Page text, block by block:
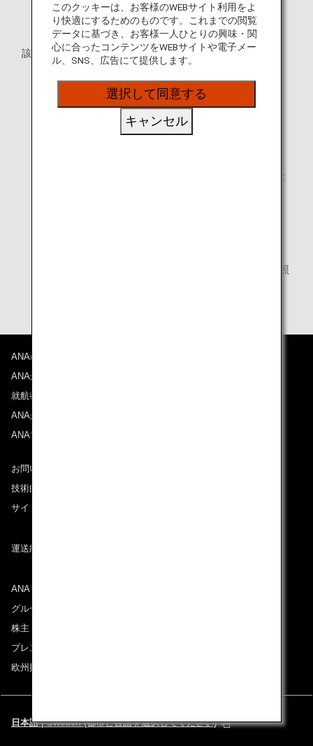
該当するお客様はANA所定の診断書の提出が必要です。
酸素濃縮器（POC）、人工呼吸器を使用されるお客様
ストレッチャーや保育器を使用されるお客様
病気、けがの治療や最近受けた手術などが航空旅行によ
」をご参照
ANAについて
ANAからのお知らせ
就航都市
ANAがお約束する体験
ANAマイレージクラブ
お問い合わせ
技術的なお問い合わせ（推奨環境）
サイトマップ
運送約款
ANAグループについて
グループ企業一覧
株主・投資家情報
プレスリリース
欧州採用情報
日本語 | Sweden (都市と言語を選択してください)
このクッキーは、お客様のWEBサイト利用をよ
り快適にするためのものです。これまでの閲覧
データに基づき、お客様一人ひとりの興味・関
心に合ったコンテンツをWEBサイトや電子メー
ル、SNS、広告にて提供します。
選択して同意する
キャンセル